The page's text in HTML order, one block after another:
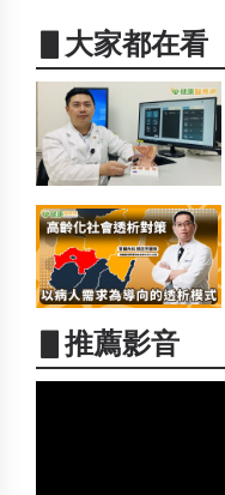
▋大家都在看
▋推薦影音